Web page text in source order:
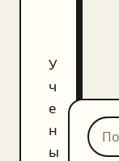
У
ч
е
н
ы